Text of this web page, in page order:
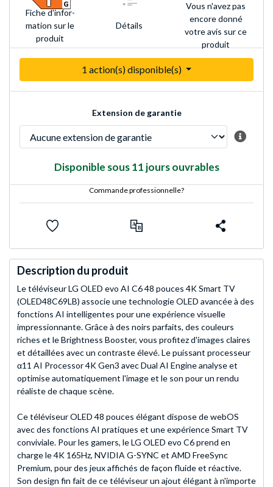
Fiche d'infor­
mation sur le
produit
Détails
Vous n'avez pas
encore donné
votre avis sur ce
produit
1 action(s) disponible(s)
Extension de garantie
Disponible sous 11 jours ouvrables
Commande professionnelle?
Description du produit
Le téléviseur LG OLED evo AI C6 48 pouces 4K Smart TV
(OLED48C69LB) associe une technologie OLED avancée à des
fonctions AI intelligentes pour une expérience visuelle
impressionnante. Grâce à des noirs parfaits, des couleurs
riches et le Brightness Booster, vous profitez d'images claires
et détaillées avec un contraste élevé. Le puissant processeur
α11 AI Processor 4K Gen3 avec Dual AI Engine analyse et
optimise automatiquement l'image et le son pour un rendu
réaliste de chaque scène.
Ce téléviseur OLED 48 pouces élégant dispose de webOS
avec des fonctions AI pratiques et une expérience Smart TV
conviviale. Pour les gamers, le LG OLED evo C6 prend en
charge le 4K 165Hz, NVIDIA G-SYNC et AMD FreeSync
Premium, pour des jeux affichés de façon fluide et réactive.
Son design fin fait de ce téléviseur un ajout élégant à n'importe